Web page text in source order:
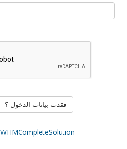
فقدت بيانات الدخول ؟
WHMCompleteSolution